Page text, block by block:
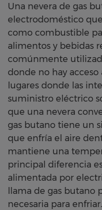
Una nevera de gas
electrodoméstico
como combustible
alimentos y bebidas
comúnmente
donde no hay
lugares donde las
suministro eléctrico
que una nevera
gas butano tiene un
que enfría el aire
mantiene una
principal diferencia
alimentada por
llama de gas butano
necesaria para